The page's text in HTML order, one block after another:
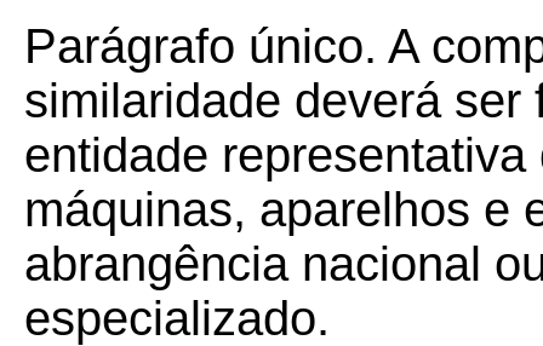
Parágrafo único. A
similaridade deverá
entidade
máquinas, aparelhos e
abrangência nacional
especializado.